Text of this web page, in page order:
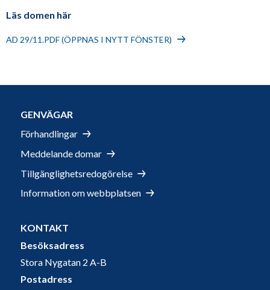
Läs domen här
AD 29/11.PDF (ÖPPNAS I NYTT FÖNSTER)
GENVÄGAR
Förhandlingar
Meddelande domar
Tillgänglighetsredogörelse
Information om webbplatsen
KONTAKT
Besöksadress
Stora Nygatan 2 A-B
Postadress